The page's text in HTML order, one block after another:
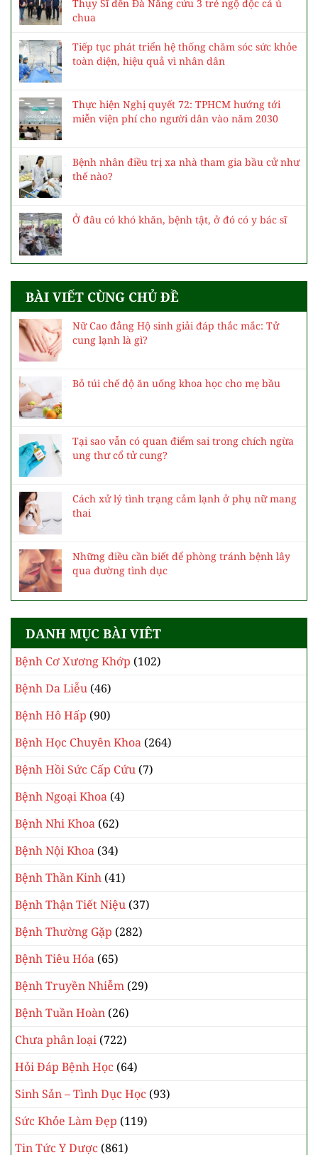
Thụy Sĩ đến Đà Nẵng cứu 3 trẻ ngộ độc cá ủ
chua
Tiếp tục phát triển hệ thống chăm sóc sức khỏe
toàn diện, hiệu quả vì nhân dân
Thực hiện Nghị quyết 72: TPHCM hướng tới
miễn viện phí cho người dân vào năm 2030
Bệnh nhân điều trị xa nhà tham gia bầu cử như
thế nào?
Ở đâu có khó khăn, bệnh tật, ở đó có y bác sĩ
BÀI VIẾT CÙNG CHỦ ĐỀ
Nữ Cao đẳng Hộ sinh giải đáp thắc mắc: Tử
cung lạnh là gì?
Bỏ túi chế độ ăn uống khoa học cho mẹ bầu
Tại sao vẫn có quan điểm sai trong chích ngừa
ung thư cổ tử cung?
Cách xử lý tình trạng cảm lạnh ở phụ nữ mang
thai
Những điều cần biết để phòng tránh bệnh lây
qua đường tình dục
DANH MỤC BÀI VIÊT
Bệnh Cơ Xương Khớp (102)
Bệnh Da Liễu (46)
Bệnh Hô Hấp (90)
Bệnh Học Chuyên Khoa (264)
Bệnh Hồi Sức Cấp Cứu (7)
Bệnh Ngoại Khoa (4)
Bệnh Nhi Khoa (62)
Bệnh Nội Khoa (34)
Bệnh Thần Kinh (41)
Bệnh Thận Tiết Niệu (37)
Bệnh Thường Gặp (282)
Bệnh Tiêu Hóa (65)
Bệnh Truyền Nhiễm (29)
Bệnh Tuần Hoàn (26)
Chưa phân loại (722)
Hỏi Đáp Bệnh Học (64)
Sinh Sản – Tình Dục Học (93)
Sức Khỏe Làm Đẹp (119)
Tin Tức Y Dược (861)